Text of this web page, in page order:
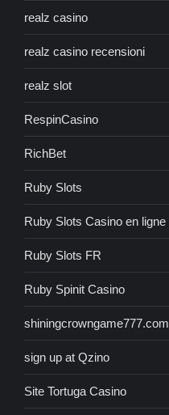
realz casino
realz casino recensioni
realz slot
RespinCasino
RichBet
Ruby Slots
Ruby Slots Casino en ligne
Ruby Slots FR
Ruby Spinit Casino
shiningcrowngame777.com
sign up at Qzino
Site Tortuga Casino